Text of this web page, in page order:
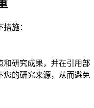
施：
和研究成果，并在引用部
您的研究来源，从而避免